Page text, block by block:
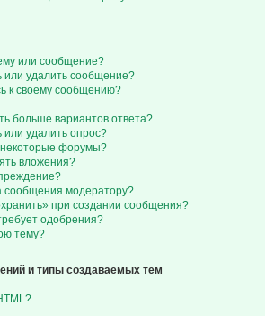
или сообщение?
или удалить сообщение?
к своему сообщению?
больше вариантов ответа?
или удалить опрос?
форумы?
вложения?
сообщения модератору?
при создании сообщения?
одобрения?
тему?
и типы создаваемых тем